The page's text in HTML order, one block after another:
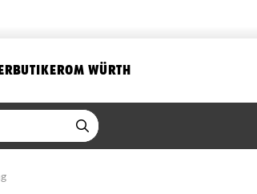
BUTIKEROM WÜRTH